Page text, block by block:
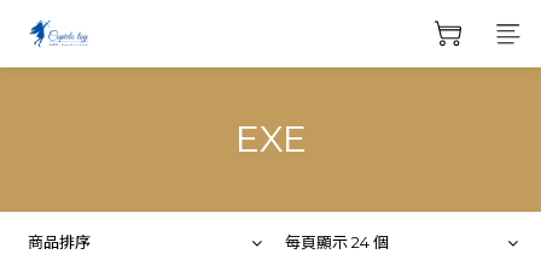
EXE
商品排序 每頁顯示 24 個